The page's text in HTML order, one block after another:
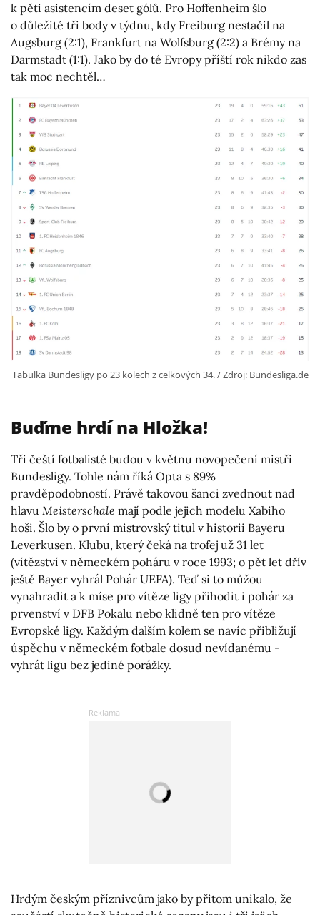
k pěti asistencím deset gólů. Pro Hoffenheim šlo
o důležité tři body v týdnu, kdy Freiburg nestačil na
Augsburg (2:1), Frankfurt na Wolfsburg (2:2) a Brémy na
Darmstadt (1:1). Jako by do té Evropy příští rok nikdo zas
tak moc nechtěl…
Tabulka Bundesligy po 23 kolech z celkových 34. / Zdroj: Bundesliga.de
Buďme hrdí na Hložka!
Tři čeští fotbalisté budou v květnu novopečení mistři
Bundesligy. Tohle nám říká Opta s 89%
pravděpodobností. Právě takovou šanci zvednout nad
hlavu Meisterschale mají podle jejich modelu Xabiho
hoši. Šlo by o první mistrovský titul v historii Bayeru
Leverkusen. Klubu, který čeká na trofej už 31 let
(vítězství v německém poháru v roce 1993; o pět let dřív
ještě Bayer vyhrál Pohár UEFA). Teď si to můžou
vynahradit a k míse pro vítěze ligy přihodit i pohár za
prvenství v DFB Pokalu nebo klidně ten pro vítěze
Evropské ligy. Každým dalším kolem se navíc přibližují
úspěchu v německém fotbale dosud nevídanému -
vyhrát ligu bez jediné porážky.
Hrdým českým příznivcům jako by přitom unikalo, že